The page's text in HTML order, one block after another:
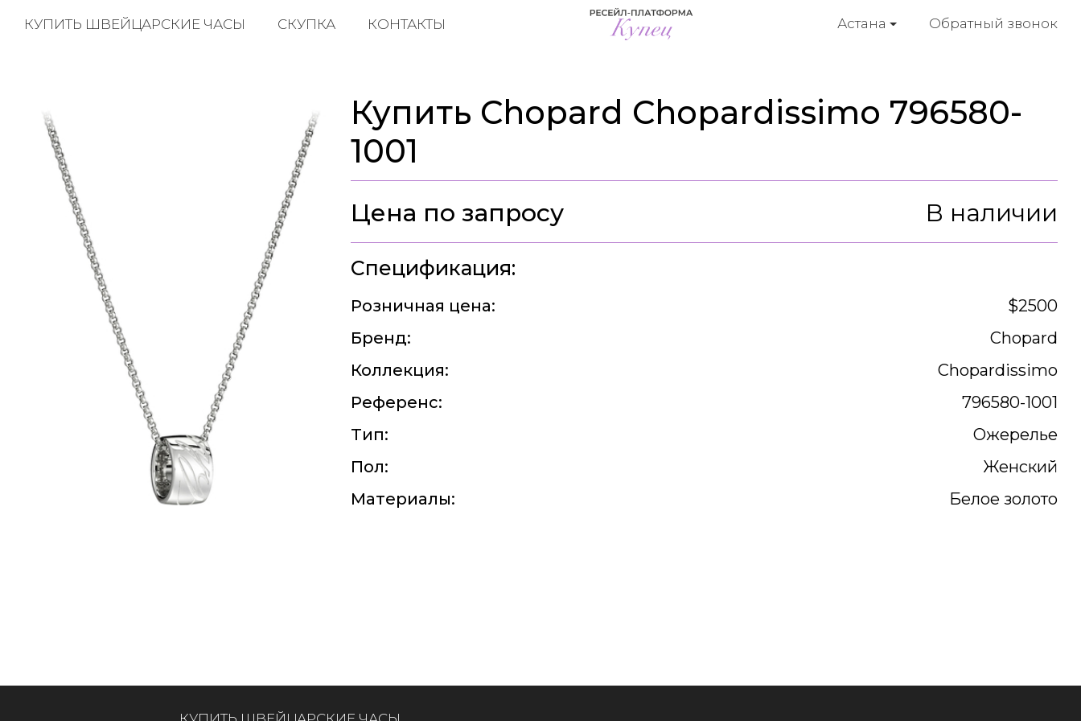
Астана Обратный звонок
КУПИТЬ ШВЕЙЦАРСКИЕ ЧАСЫ СКУПКА КОНТАКТЫ
Купить Chopard Chopardissimo 796580-
1001
Цена по запросу В наличии
Спецификация:
Розничная цена:
$2500
Бренд:
Chopard
Коллекция:
Chopardissimo
Референс:
796580-1001
Тип:
Ожерелье
Пол:
Женский
Материалы:
Белое золото